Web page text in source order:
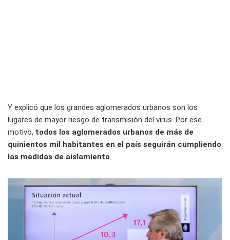
Y explicó que los grandes aglomerados urbanos son los
lugares de mayor riesgo de transmisión del virus. Por ese
motivo, todos los aglomerados urbanos de más de
quinientos mil habitantes en el país seguirán cumpliendo
las medidas de aislamiento